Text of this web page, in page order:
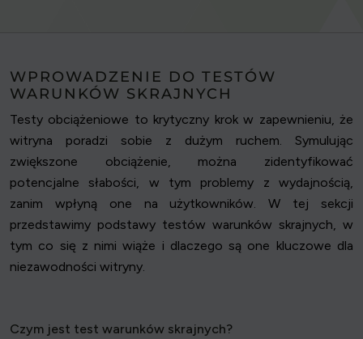
WPROWADZENIE DO TESTÓW
WARUNKÓW SKRAJNYCH
Testy obciążeniowe to krytyczny krok w zapewnieniu, że
witryna poradzi sobie z dużym ruchem. Symulując
zwiększone obciążenie, można zidentyfikować
potencjalne słabości, w tym problemy z wydajnością,
zanim wpłyną one na użytkowników. W tej sekcji
przedstawimy podstawy testów warunków skrajnych, w
tym co się z nimi wiąże i dlaczego są one kluczowe dla
niezawodności witryny.
Czym jest test warunków skrajnych?